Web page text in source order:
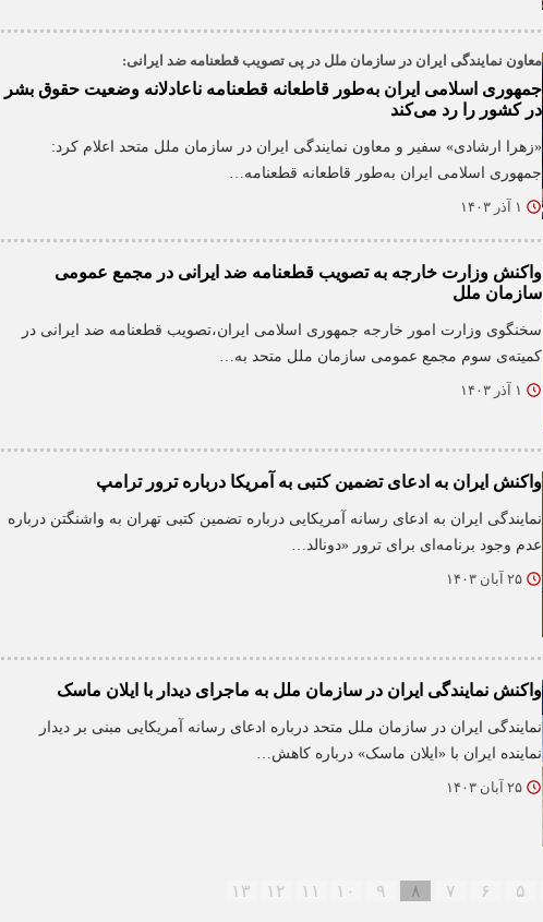
معاون نمایندگی ایران در سازمان ملل در پی تصویب قطعنامه ضد ایرانی:
جمهوری اسلامی ایران به‌طور قاطعانه قطعنامه ناعادلانه وضعیت حقوق بشر
در کشور را رد می‌کند
«زهرا ارشادی» سفیر و معاون نمایندگی ایران در سازمان ملل متحد اعلام کرد:
جمهوری اسلامی ایران به‌طور قاطعانه قطعنامه…
۱ آذر ۱۴۰۳
واکنش وزارت خارجه به تصویب قطعنامه ضد ایرانی در مجمع عمومی
سازمان ملل
سخنگوی وزارت امور خارجه جمهوری اسلامی ایران،تصویب قطعنامه ضد ایرانی در
کمیته‌ی سوم مجمع عمومی سازمان ملل متحد به…
۱ آذر ۱۴۰۳
واکنش ایران به ادعای تضمین کتبی به آمریکا درباره ترور ترامپ
نمایندگی ایران به ادعای رسانه آمریکایی درباره تضمین کتبی تهران به واشنگتن درباره
عدم وجود برنامه‌ای برای ترور «دونالد…
۲۵ آبان ۱۴۰۳
واکنش نمایندگی ایران در سازمان ملل به ماجرای دیدار با ایلان ماسک
نمایندگی ایران در سازمان ملل متحد درباره ادعای رسانه آمریکایی مبنی بر دیدار
نماینده ایران با «ایلان ماسک» درباره کاهش…
۲۵ آبان ۱۴۰۳
۵ ۶ ۷ ۸ ۹ ۱۰ ۱۱ ۱۲ ۱۳